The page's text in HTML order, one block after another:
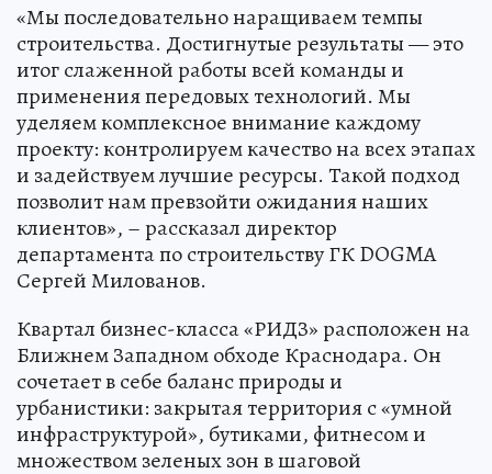
«Мы последовательно наращиваем темпы
строительства. Достигнутые результаты — это
итог слаженной работы всей команды и
применения передовых технологий. Мы
уделяем комплексное внимание каждому
проекту: контролируем качество на всех этапах
и задействуем лучшие ресурсы. Такой подход
позволит нам превзойти ожидания наших
клиентов», – рассказал директор
департамента по строительству ГК DOGMA
Сергей Милованов.
Квартал бизнес-класса «РИДЗ» расположен на
Ближнем Западном обходе Краснодара. Он
сочетает в себе баланс природы и
урбанистики: закрытая территория с «умной
инфраструктурой», бутиками, фитнесом и
множеством зеленых зон в шаговой